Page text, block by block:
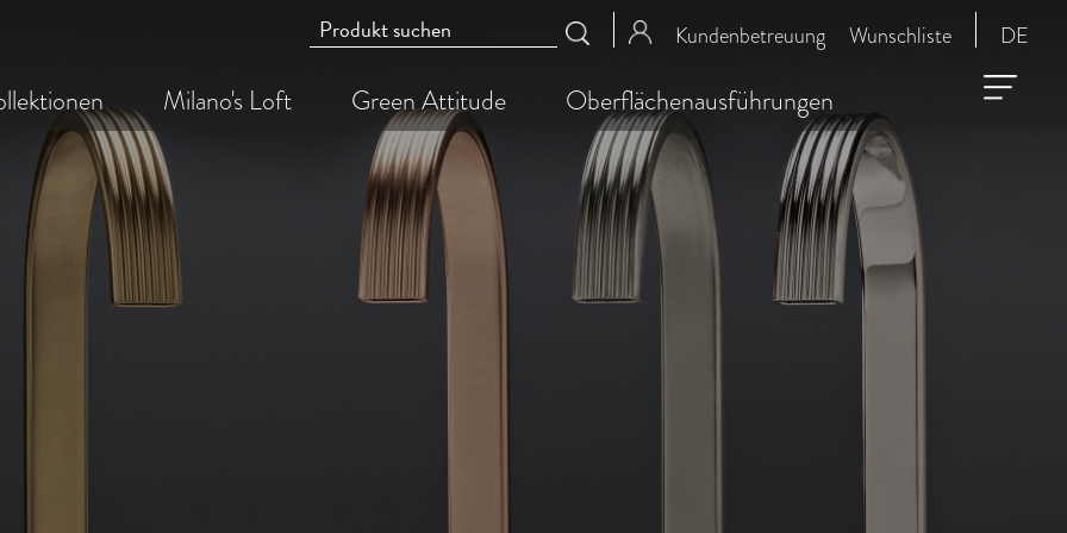
Kundenbetreuung Wunschliste DE
Milano's Loft Green Attitude Oberflächenausführungen